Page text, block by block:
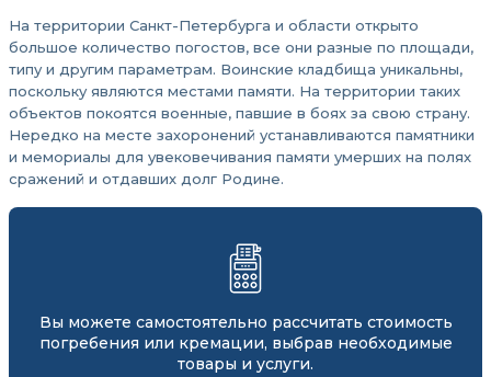
На территории Санкт-Петербурга и области открыто
большое количество погостов, все они разные по площади,
типу и другим параметрам. Воинские кладбища уникальны,
поскольку являются местами памяти. На территории таких
объектов покоятся военные, павшие в боях за свою страну.
Нередко на месте захоронений устанавливаются памятники
и мемориалы для увековечивания памяти умерших на полях
сражений и отдавших долг Родине.
Вы можете самостоятельно рассчитать стоимость
погребения или кремации, выбрав необходимые
товары и услуги.